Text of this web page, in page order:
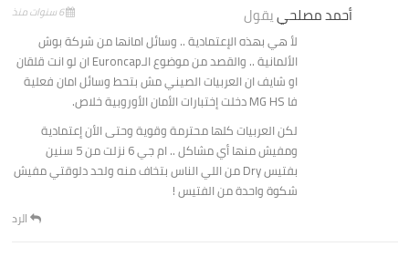
أحمد مصلحييقول 6 سنوات منذ
لأ هي بهذه الإعتمادية .. وسائل امانها من شركة بوش
الألمانية .. والقصد من موضوع الـEuroncap ان لو انت قلقان
او شايف ان العربيات الصيني مش بتحط وسائل امان فعلية
فا MG HS دخلت إختبارات الأمان الأوروبية خلاص.
لكن العربيات كلها محترمة وقوية وحتى الأن إعتمادية
ومفيش منها أي مشاكل .. ام جي 6 نزلت من 5 سنين
بفتيس Dry من اللي الناس بتخاف منه ولحد دلوقتي مفيش
شكوة واحدة من الفتيس !
الرد